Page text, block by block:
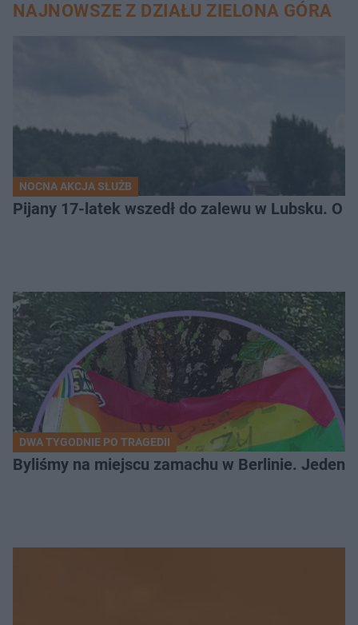
NAJNOWSZE Z DZIAŁU ZIELONA GÓRA
NOCNA AKCJA SŁUŻB
Pijany 17-latek wszedł do zalewu w Lubsku. O
DWA TYGODNIE PO TRAGEDII
Byliśmy na miejscu zamachu w Berlinie. Jeden